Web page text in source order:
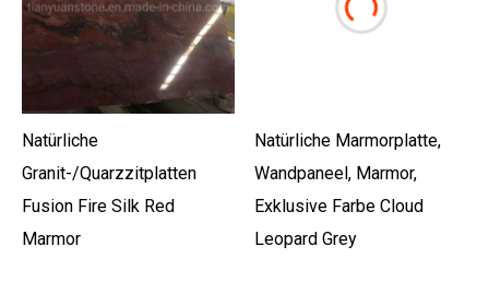
Natürliche
Granit-/Quarzzitplatten
Fusion Fire Silk Red
Marmor
Natürliche Marmorplatte,
Wandpaneel, Marmor,
Exklusive Farbe Cloud
Leopard Grey